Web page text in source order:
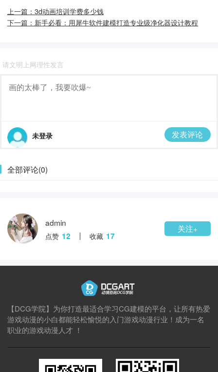
上一篇：3d动画培训学费多少钱
下一篇：新手必看：用犀牛软件建模打造专业级净化器设计教程
请文明上网理性发言
未登录 发表评论
全部评论(0)
admin
点赞 12 收藏 17
关注+
【DCG学院】为你打造最适合学习CG建模的平台，让所有热爱
游戏动漫的小白都能轻松愉悦的入门游戏动漫行业！成为一名
职业的游戏动漫人才 ！